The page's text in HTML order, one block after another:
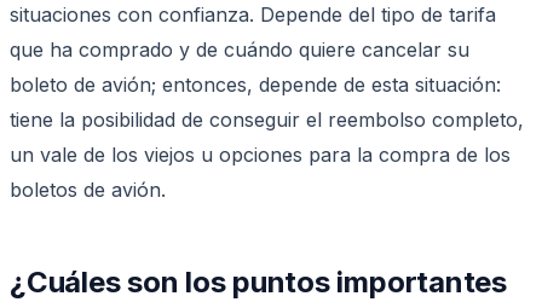
situaciones con confianza. Depende del tipo de tarifa
que ha comprado y de cuándo quiere cancelar su
boleto de avión; entonces, depende de esta situación:
tiene la posibilidad de conseguir el reembolso completo,
un vale de los viejos u opciones para la compra de los
boletos de avión.
¿Cuáles son los puntos importantes